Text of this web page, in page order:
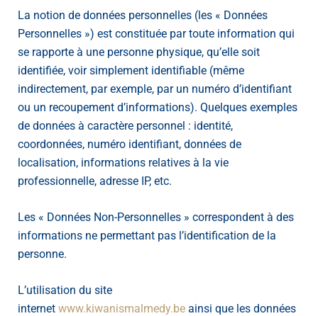
La notion de données personnelles (les « Données
Personnelles ») est constituée par toute information qui
se rapporte à une personne physique, qu’elle soit
identifiée, voir simplement identifiable (même
indirectement, par exemple, par un numéro d’identifiant
ou un recoupement d’informations). Quelques exemples
de données à caractère personnel : identité,
coordonnées, numéro identifiant, données de
localisation, informations relatives à la vie
professionnelle, adresse IP, etc.
Les « Données Non-Personnelles » correspondent à des
informations ne permettant pas l’identification de la
personne.
L’utilisation du site
internet www.kiwanismalmedy.be ainsi que les données